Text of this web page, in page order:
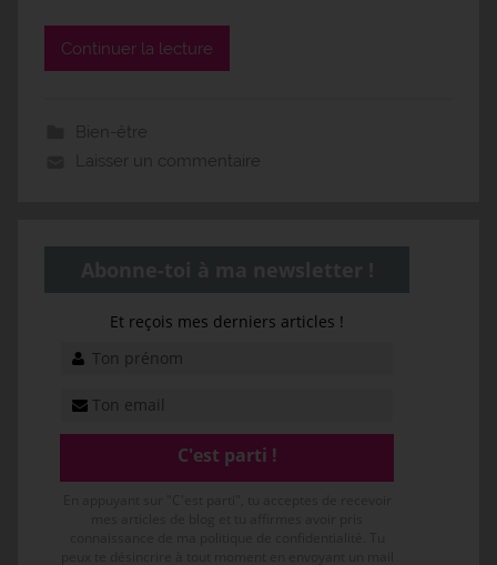
Continuer la lecture
Bien-être
Laisser un commentaire
Et reçois mes derniers articles !